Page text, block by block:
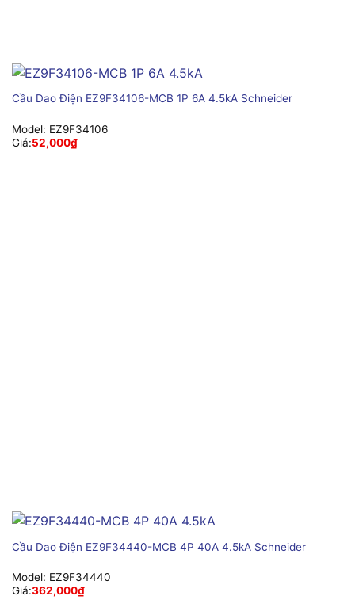
Cầu Dao Điện EZ9F34106-MCB 1P 6A 4.5kA Schneider
Model: EZ9F34106
Giá:52,000₫
Cầu Dao Điện EZ9F34440-MCB 4P 40A 4.5kA Schneider
Model: EZ9F34440
Giá:362,000₫